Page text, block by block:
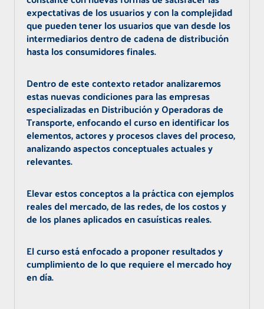
expectativas de los usuarios y con la complejidad
que pueden tener los usuarios que van desde los
intermediarios dentro de cadena de distribución
hasta los consumidores finales.
Dentro de este contexto retador analizaremos
estas nuevas condiciones para las empresas
especializadas en Distribución y Operadoras de
Transporte, enfocando el curso en identificar los
elementos, actores y procesos claves del proceso,
analizando aspectos conceptuales actuales y
relevantes.
Elevar estos conceptos a la práctica con ejemplos
reales del mercado, de las redes, de los costos y
de los planes aplicados en casuísticas reales.
El curso está enfocado a proponer resultados y
cumplimiento de lo que requiere el mercado hoy
en día.